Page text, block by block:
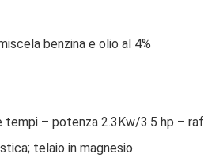
benzina e olio al 4%
tempi – potenza 2.3Kw/3.5 hp –
telaio in magnesio